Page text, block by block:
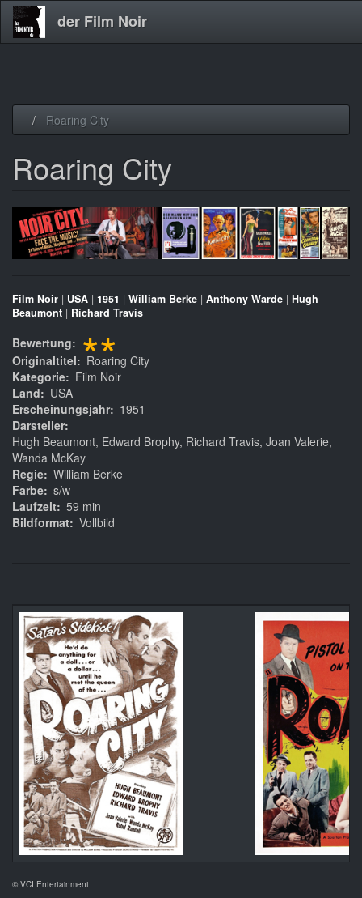
der Film Noir
Roaring City
Roaring City
Film Noir | USA | 1951 | William Berke | Anthony Warde | Hugh
Beaumont | Richard Travis
Bewertung **
Originaltitel
Roaring City
Kategorie
Film Noir
Land
USA
Erscheinungsjahr
1951
Darsteller
Hugh Beaumont, Edward Brophy, Richard Travis, Joan Valerie,
Wanda McKay
Regie William Berke
Farbe s/w
Laufzeit 59 min
Bildformat Vollbild
© VCI Entertainment